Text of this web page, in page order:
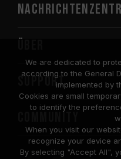
SUPPORT
COMMUNITY
We are dedicated to
according to the General
implemented by
Cookies are small
to identify the
When you visit our
recognize your device
By selecting "Accept All",